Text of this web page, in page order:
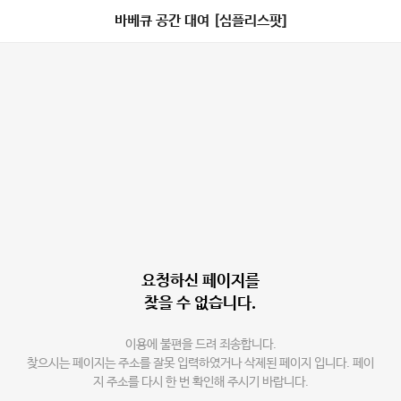
바베큐 공간 대여 [심플리스팟]
요청하신 페이지를
찾을 수 없습니다.
이용에 불편을 드려 죄송합니다.
찾으시는 페이지는 주소를 잘못 입력하였거나 삭제된 페이지 입니다. 페이
지 주소를 다시 한 번 확인해 주시기 바랍니다.